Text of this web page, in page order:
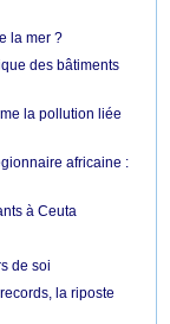
la mer ?
des bâtiments
la pollution liée
africaine :
à Ceuta
de soi
la riposte